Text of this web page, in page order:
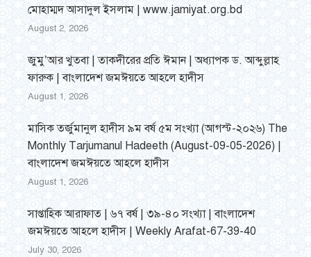
মোহাম্মদ আসাদুল ইসলাম | www.jamiyat.org.bd
August 2, 2026
জুমু’আর খুতবা | তাকদীরের প্রতি ঈমান | অধ্যাপক ড. আব্দুল্লাহ
ফারুক | বাংলাদেশ জমঈয়তে আহলে হাদীস
August 1, 2026
মাসিক তর্জুমানুল হাদীস ৯ম বর্ষ ৫ম সংখ্যা (আগস্ট-২০২৬) The
Monthly Tarjumanul Hadeeth (August-09-05-2026) |
বাংলাদেশ জমঈয়তে আহলে হাদীস
August 1, 2026
সাপ্তাহিক আরাফাত | ৬৭ বর্ষ | ৩৯-৪০ সংখ্যা | বাংলাদেশ
জমঈয়তে আহলে হাদীস | Weekly Arafat-67-39-40
July 30, 2026